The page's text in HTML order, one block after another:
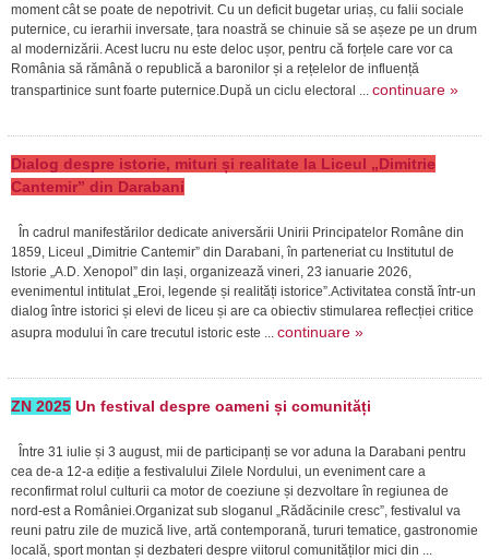
moment cât se poate de nepotrivit. Cu un deficit bugetar uriaș, cu falii sociale
puternice, cu ierarhii inversate, țara noastră se chinuie să se așeze pe un drum
al modernizării. Acest lucru nu este deloc ușor, pentru că forțele care vor ca
România să rămână o republică a baronilor și a rețelelor de influență
transpartinice sunt foarte puternice.După un ciclu electoral ... continuare »
Dialog despre istorie, mituri și realitate la Liceul „Dimitrie
Cantemir” din Darabani
În cadrul manifestărilor dedicate aniversării Unirii Principatelor Române din
1859, Liceul „Dimitrie Cantemir” din Darabani, în parteneriat cu Institutul de
Istorie „A.D. Xenopol” din Iași, organizează vineri, 23 ianuarie 2026,
evenimentul intitulat „Eroi, legende și realități istorice”.Activitatea constă într-un
dialog între istorici și elevi de liceu și are ca obiectiv stimularea reflecției critice
asupra modului în care trecutul istoric este ... continuare »
ZN 2025Un festival despre oameni și comunități
Între 31 iulie și 3 august, mii de participanți se vor aduna la Darabani pentru
cea de-a 12-a ediție a festivalului Zilele Nordului, un eveniment care a
reconfirmat rolul culturii ca motor de coeziune și dezvoltare în regiunea de
nord-est a României.Organizat sub sloganul „Rădăcinile cresc”, festivalul va
reuni patru zile de muzică live, artă contemporană, tururi tematice, gastronomie
locală, sport montan și dezbateri despre viitorul comunităților mici din ...